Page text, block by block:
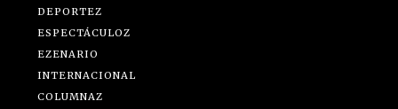
DEPORTEZ
ESPECTÁCULOZ
EZENARIO
INTERNACIONAL
COLUMNAZ